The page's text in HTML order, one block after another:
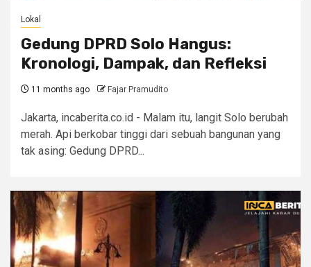
Lokal
Gedung DPRD Solo Hangus:
Kronologi, Dampak, dan Refleksi
11 months ago Fajar Pramudito
Jakarta, incaberita.co.id - Malam itu, langit Solo berubah
merah. Api berkobar tinggi dari sebuah bangunan yang
tak asing: Gedung DPRD...